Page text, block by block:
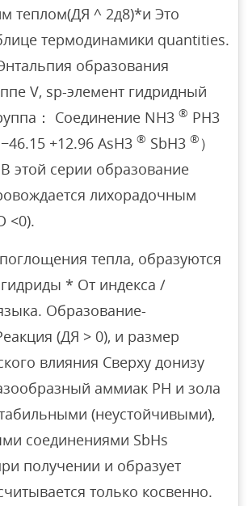
теплом(ДЯ ^ 2д8)*и Это
термодинамики quantities.
образования
V, sp-элемент гидридный
： Соединение NH3® PH3
+12.96 AsH3® SbH3® ）
этой серии образование
лихорадочным
<0).
тепла, образуются
* От индекса /
Образование-
(ДЯ > 0), и размер
влияния Сверху донизу
аммиак РН и зола
(неустойчивыми),
соединениями SbHs
получении и образует
только косвенно.